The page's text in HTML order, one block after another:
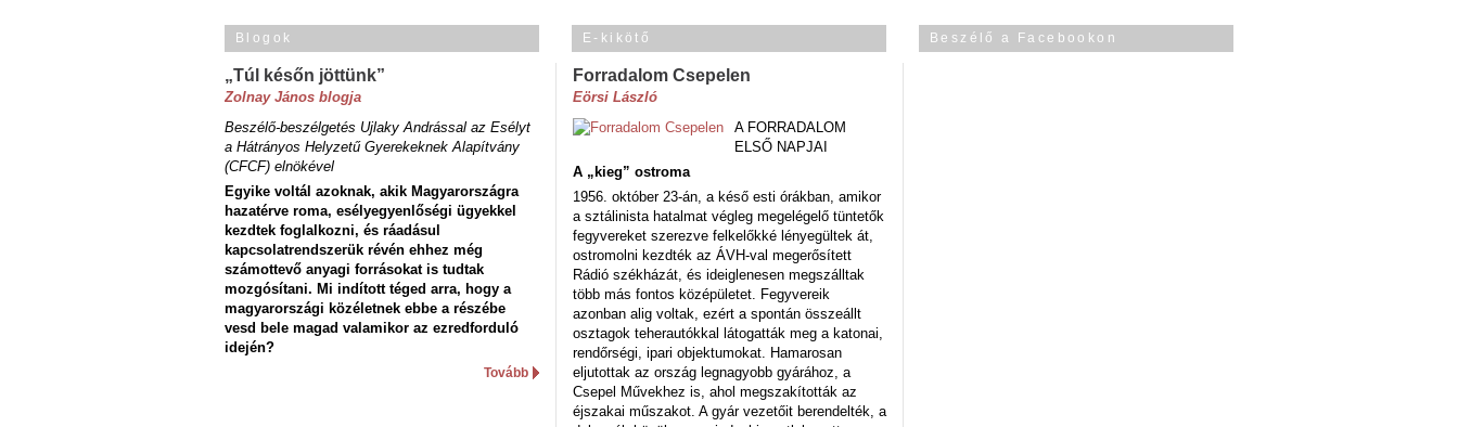
Blogok
„Túl későn jöttünk”
Zolnay János blogja
Beszélő-beszélgetés Ujlaky Andrással az Esélyt
a Hátrányos Helyzetű Gyerekeknek Alapítvány
(CFCF) elnökével
Egyike voltál azoknak, akik Magyarországra
hazatérve roma, esélyegyenlőségi ügyekkel
kezdtek foglalkozni, és ráadásul
kapcsolatrendszerük révén ehhez még
számottevő anyagi forrásokat is tudtak
mozgósítani. Mi indított téged arra, hogy a
magyarországi közéletnek ebbe a részébe
vesd bele magad valamikor az ezredforduló
idején?
Tovább
E-kikötő
Forradalom Csepelen
Eörsi László
A FORRADALOM
ELSŐ NAPJAI
A „kieg” ostroma
1956. október 23-án, a késő esti órákban, amikor
a sztálinista hatalmat végleg megelégelő tüntetők
fegyvereket szerezve felkelőkké lényegültek át,
ostromolni kezdték az ÁVH-val megerősített
Rádió székházát, és ideiglenesen megszálltak
több más fontos középületet. Fegyvereik
azonban alig voltak, ezért a spontán összeállt
osztagok teherautókkal látogatták meg a katonai,
rendőrségi, ipari objektumokat. Hamarosan
eljutottak az ország legnagyobb gyárához, a
Csepel Művekhez is, ahol megszakították az
éjszakai műszakot. A gyár vezetőit berendelték, a
Beszélő a Facebookon